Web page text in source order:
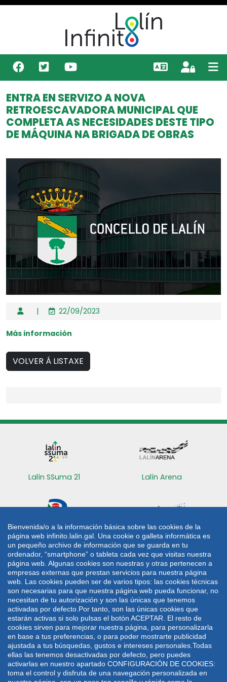
Bienvenida/o a la información básica sobre las cookies de la
página web infinito.lalin.gal. Una cookie o galleta informática es
un pequeño archivo de información que se guarda en tu
ordenador, “smartphone” o tableta cada vez que visitas nuestra
página web. Algunas cookies son nuestras y otras pertenecen a
empresas externas que prestan servicios para nuestra página
web. Las cookies pueden ser de varios tipos: las cookies técnicas
son necesarias para que nuestra página web pueda funcionar, no
necesitan de tu autorización y son las únicas que tenemos
activadas por defecto.Por tanto, son las únicas cookies que
estarán activas si solo pulsas el botón ACEPTAR. El resto de
cookies sirven para mejorar nuestra página, para personalizarla
en base a tus preferencias, o para poder mostrarte publicidad
ajustada a tus búsquedas, gustos e intereses personales.Todas
ellas las tenemos desactivadas por defecto, pero puedes
activarlas en nuestro apartado CONFIGURACIÓN DE COOKIES:
toma el control y disfruta de una navegación personalizada en
ENTRA EN SERVIZO A NOVA
RETROESCAVADORA MUNICIPAL QUE
COMPLETA AS NECESIDADES DESTE TIPO
DE MÁQUINA NA BRIGADA DE OBRAS
| 22/09/2023
Más información
VOLVER Á LISTAXE
Lalín SSuma 21 Lalín Arena
Radio Lalín Sede electrónica
CONTACTO
Plaza de Galicia 1
36500 Lalín
986 787 060
986 782 042
lalin@lalin.gal
Mapa web Aviso legal
Política de privacidade
Política de cookies
Deseño e desenvolvemento: UTE VODAFONE -